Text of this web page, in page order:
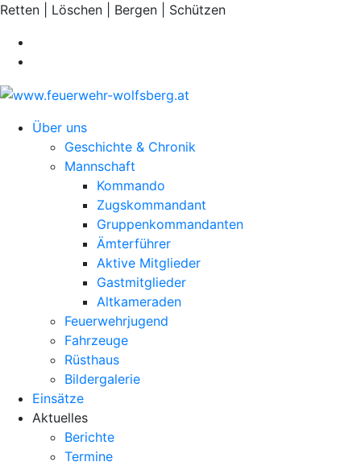
Retten | Löschen | Bergen | Schützen
Über uns
Geschichte & Chronik
Mannschaft
Kommando
Zugskommandant
Gruppenkommandanten
Ämterführer
Aktive Mitglieder
Gastmitglieder
Altkameraden
Feuerwehrjugend
Fahrzeuge
Rüsthaus
Bildergalerie
Einsätze
Aktuelles
Berichte
Termine